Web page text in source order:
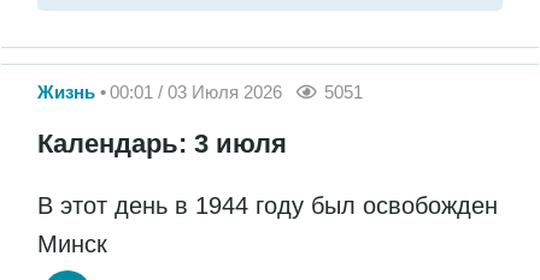
Жизнь 00:01 / 03 Июля 2026 5051
Календарь: 3 июля
В этот день в 1944 году был освобожден
Минск